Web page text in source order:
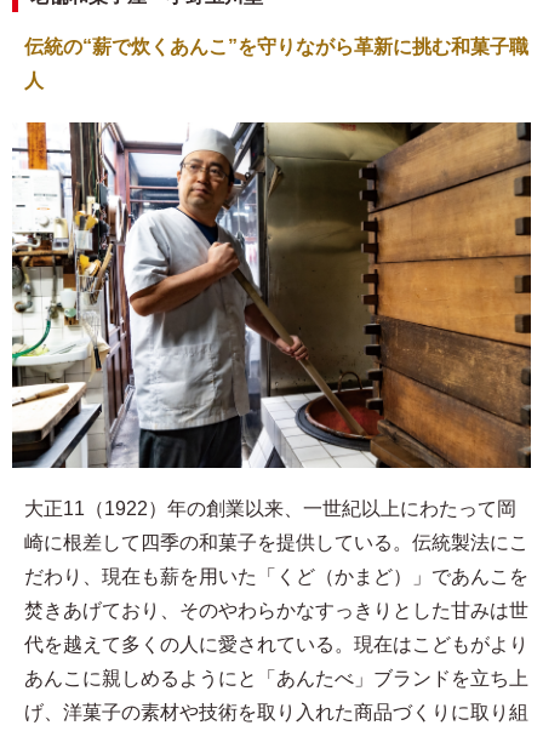
伝統の“薪で炊くあんこ”を守りながら革新に挑む和菓子職
人
大正11（1922）年の創業以来、一世紀以上にわたって岡
崎に根差して四季の和菓子を提供している。伝統製法にこ
だわり、現在も薪を用いた「くど（かまど）」であんこを
焚きあげており、そのやわらかなすっきりとした甘みは世
代を越えて多くの人に愛されている。現在はこどもがより
あんこに親しめるようにと「あんたべ」ブランドを立ち上
げ、洋菓子の素材や技術を取り入れた商品づくりに取り組